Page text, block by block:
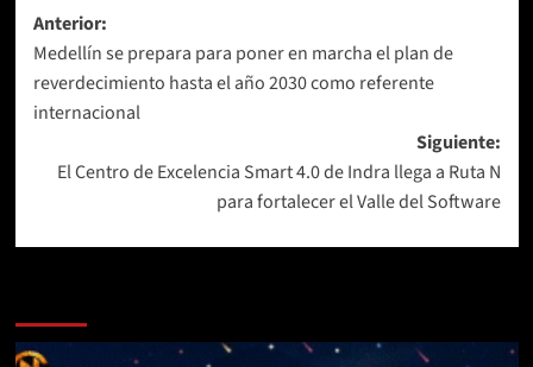
Navegación
de
entradas
Anterior:
Medellín se prepara para poner en marcha el plan de
reverdecimiento hasta el año 2030 como referente
internacional
Siguiente:
El Centro de Excelencia Smart 4.0 de Indra llega a Ruta N
para fortalecer el Valle del Software